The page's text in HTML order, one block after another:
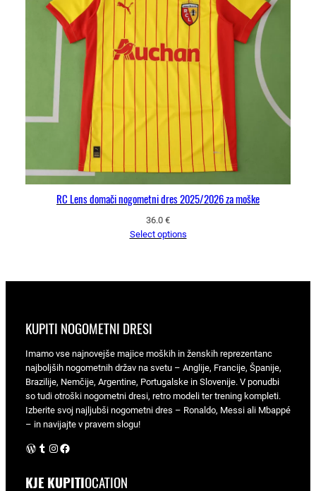
RC Lens domači nogometni dres 2025/2026 za moške
36.0 €
Select options
KUPITI NOGOMETNI DRESI
Imamo vse najnovejše majice moških in ženskih reprezentanc
najboljših nogometnih držav na svetu – Anglije, Francije, Španije,
Brazilije, Nemčije, Argentine, Portugalske in Slovenije. V ponudbi
so tudi otroški nogometni dresi, retro modeli ter trening kompleti.
Izberite svoj najljubši nogometni dres – Ronaldo, Messi ali Mbappé
– in navijajte v pravem slogu!
WordPress Instagram Facebook
KJE KUPITIOCATION